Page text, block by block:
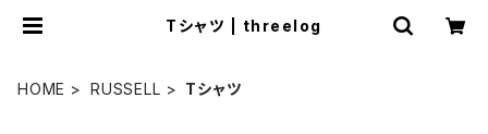
Tシャツ | threelog
HOME RUSSELL Tシャツ